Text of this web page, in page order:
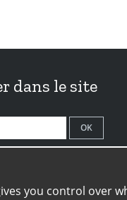
dans le site
site you control over